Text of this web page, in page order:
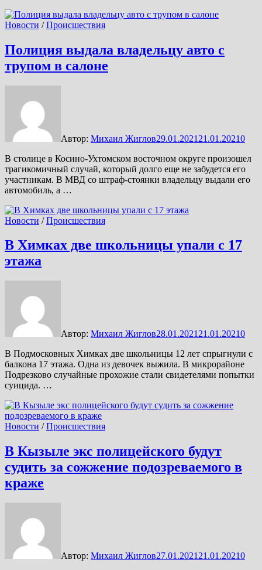
Новости /Происшествия
Полиция выдала владельцу авто с
трупом в салоне
Автор: Михаил Жиглов29.01.2021 21.01.20210
В столице в Косино-Ухтомском восточном округе произошел
трагикомичный случай, который долго еще не забудется его
участникам. В МВД со штраф-стоянки владельцу выдали его
автомобиль, а …
Новости /Происшествия
В Химках две школьницы упали с 17
этажа
Автор: Михаил Жиглов28.01.2021 21.01.20210
В Подмосковных Химках две школьницы 12 лет спрыгнули с
балкона 17 этажа. Одна из девочек выжила. В микрорайоне
Подрезково случайные прохожие стали свидетелями попытки
суицида. …
Новости /Происшествия
В Кызыле экс полицейского будут
судить за сожжение подозреваемого в
краже
Автор: Михаил Жиглов27.01.2021 21.01.20210